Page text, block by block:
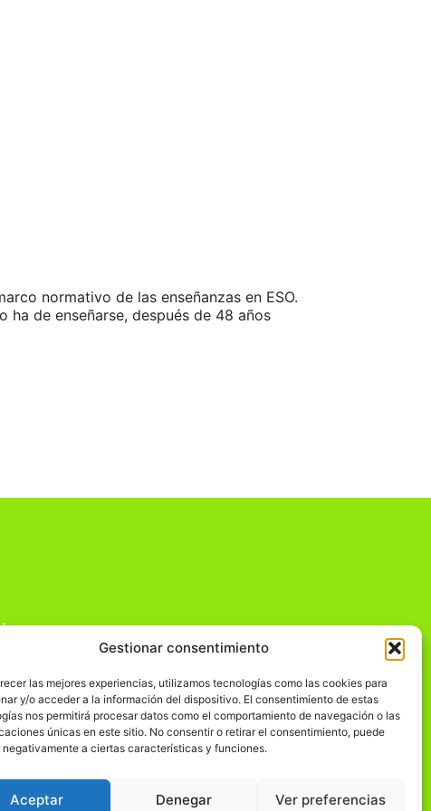
Gestionar consentimiento
las mejores experiencias, utilizamos tecnologías como las cookies para
y/o acceder a la información del dispositivo. El consentimiento de estas
nos permitirá procesar datos como el comportamiento de navegación o las
únicas en este sitio. No consentir o retirar el consentimiento, puede
a ciertas características y funciones.
Aceptar Denegar Ver preferencias
normativo de las enseñanzas en ESO.
de enseñarse, después de 48 años